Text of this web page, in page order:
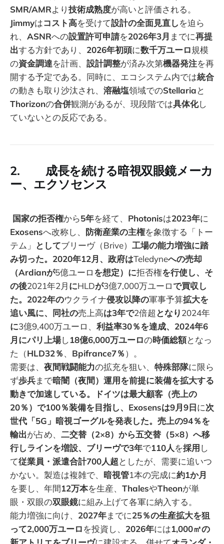
SMR/AMRより技術成熟度が高いと評価される。
Jimmyはコスト高を受けて設計の全面見直しを迫ら
れ、 ASNRへの設置許可申請を2026年3月 までに再提
出する方針であり、 2026年初頭に数千万ユーロ規模
の資金調達を計画、 設計調整が済み次第機器発注を再
開する予定である。同時に、エコシステム内では統合
の動きも取り沙汰され、 溶融塩領域でのStellariaと
Thorizonの合併観測があるが、現段階では具体化し
ていないとの反応である。
2. 成長を続ける暗視双眼鏡メーカ
ー、エクソセンス
国家の拒否権から5年を経て、 Photonisは2023年に
Exosensへ改称し、 防衛産業の主権を象徴する「トー
テム」
としてブリーヴ（Brive） 工場の能力増強に踏
み切った。2020年12月、政府はTeledyneへの売却
（Ardianが5億ユーロを想定）に拒否権を行使し、そ
の後2021年2月にHLDが3億7,000万ユーロで買収し
た。2022年のウクライナ侵攻以降の軍事予算拡大を
追い風に、同社の売上高は3年で2倍超 となり2024年
に3億9,400万ユーロ、 利益率30％を達成、2024年6
月にパリ上場し18億6,000万ユーロの時価総額となっ
た（HLD32％、 Bpifrance7％）。
需要は、 夜間戦闘能力の拡充を狙い、 特殊部隊に限ら
ず歩兵まで暗闇（夜間）運用を前提に装備を拡大する
動きで加速している。ドイツは最大顧客（売上の
20％）で100％装備を目指し、Exosensは9月9日に次
世代「5G」暗視ゴーグルを発表した。売上の94％を
輸出が占め、 二交替（2×8）から五交替（5×8）へ移
行しラインを増設、ブリーヴで3年で110人を採用 し
て従業員・派遣合計700人超としたが、需要に追いつ
かない。製造は複雑で、 暗視管1本の完成に約1か月
を要し、年間12万本を生産、 ThalesやTheonが単
眼・双眼の双眼鏡に組み上げて各軍に納入する。
能力増強に向け、 2027年までに25％の生産拡大を狙
って2,000万ユーロを投資し、 2026年には1,000㎡の